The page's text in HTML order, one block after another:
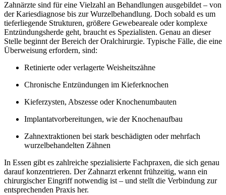
Zahnärzte sind für eine Vielzahl an Behandlungen ausgebildet – von
der Kariesdiagnose bis zur Wurzelbehandlung. Doch sobald es um
tieferliegende Strukturen, größere Gewebeareale oder komplexe
Entzündungsherde geht, braucht es Spezialisten. Genau an dieser
Stelle beginnt der Bereich der Oralchirurgie. Typische Fälle, die eine
Überweisung erfordern, sind:
Retinierte oder verlagerte Weisheitszähne
Chronische Entzündungen im Kieferknochen
Kieferzysten, Abszesse oder Knochenumbauten
Implantatvorbereitungen, wie der Knochenaufbau
Zahnextraktionen bei stark beschädigten oder mehrfach
wurzelbehandelten Zähnen
In Essen gibt es zahlreiche spezialisierte Fachpraxen, die sich genau
darauf konzentrieren. Der Zahnarzt erkennt frühzeitig, wann ein
chirurgischer Eingriff notwendig ist – und stellt die Verbindung zur
entsprechenden Praxis her.